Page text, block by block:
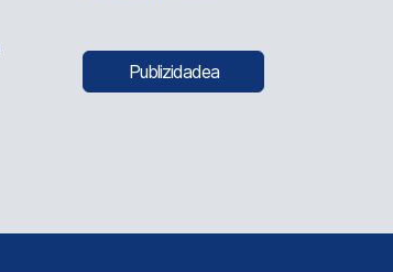
Publizidadea